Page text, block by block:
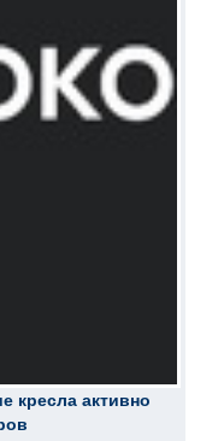
кресла активно